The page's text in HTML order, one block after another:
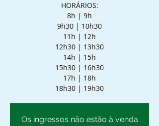
HORÁRIOS:
8h | 9h
9h30 | 10h30
11h | 12h
12h30 | 13h30
14h | 15h
15h30 | 16h30
17h | 18h
18h30 | 19h30
Os ingressos não estão à venda